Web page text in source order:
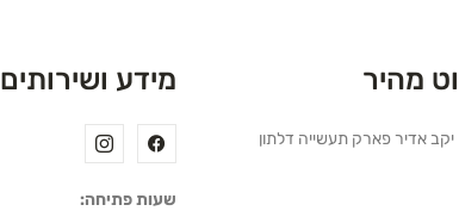
מהיר
יקב אדיר פארק תעשייה דלתון
מידע ושירותים
שעות פתיחה: